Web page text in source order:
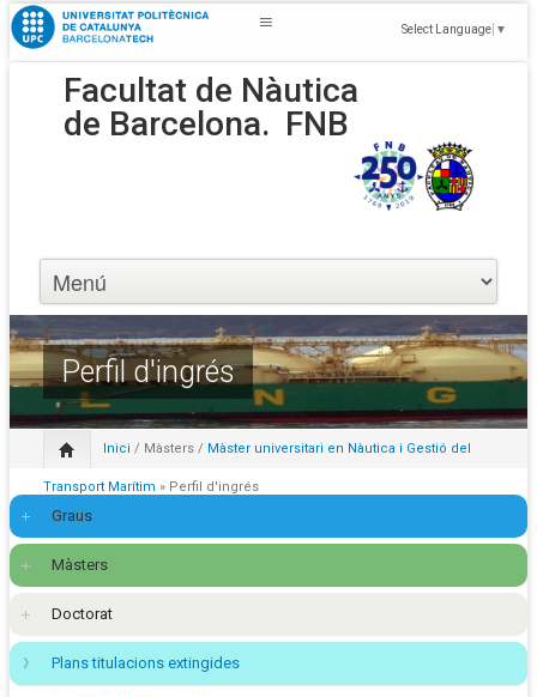
Select Language ▼
Facultat de Nàutica
de Barcelona. FNB
Perfil d'ingrés
Inici / Màsters / Màster universitari en Nàutica i Gestió del
Transport Marítim » Perfil d'ingrés
Graus
Màsters
Doctorat
Plans titulacions extingides